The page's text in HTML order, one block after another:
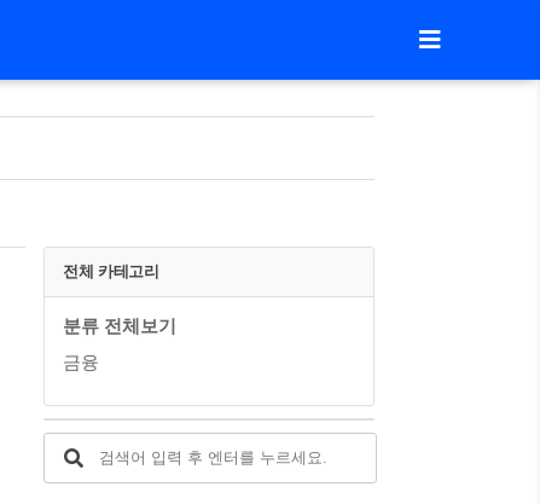
전체 카테고리
분류 전체보기
금융